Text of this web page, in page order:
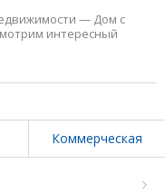
— Дом с
интересный
Коммерческая